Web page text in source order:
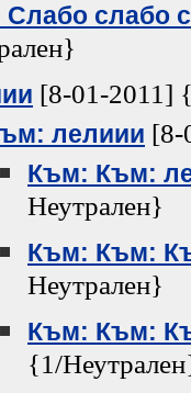
слабо
[8-01-2011]
лелиии [8-
Към: Към:
Неутрален}
Към: Към:
Неутрален}
Към: Към:
{1/